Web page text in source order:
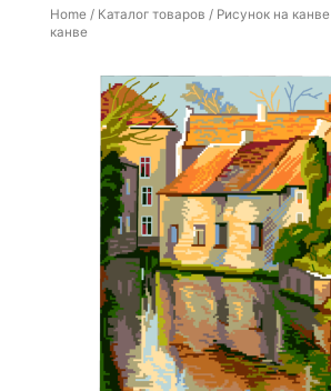
Home / Каталог товаров / Рисунок на канве
канве